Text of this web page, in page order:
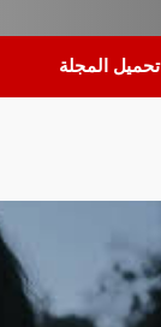
تحميل المجلة